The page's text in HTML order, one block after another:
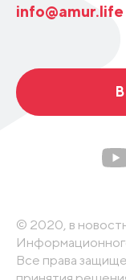
info@amur.life
© 2020, в
Все права